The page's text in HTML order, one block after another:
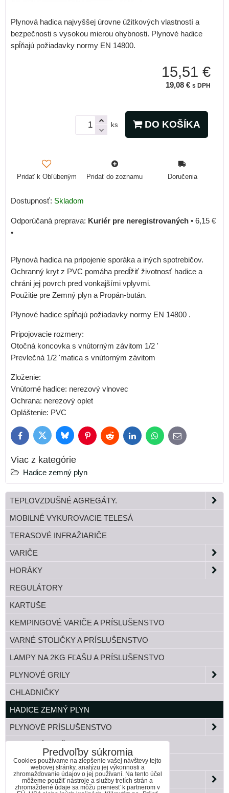
Plynová hadica najvyššej úrovne úžitkových vlastností a
bezpečnosti s vysokou mierou ohybnosti. Plynové hadice
spĺňajú požiadavky normy EN 14800.
15,51 €
19,08 € s DPH
ks DO KOŠÍKA
Pridať k Obľúbeným Pridať do zoznamu Doručenia
Dostupnosť: Skladom
Kuriér pre neregistrovaných • 6,15 €
•
Plynová hadica na pripojenie sporáka a iných spotrebičov.
Ochranný kryt z PVC pomáha predĺžiť životnosť hadice a
chráni jej povrch pred vonkajšími vplyvmi.
Použitie pre Zemný plyn a Propán-bután.
Plynové hadice spĺňajú požiadavky normy EN 14800 .
Pripojovacie rozmery:
Otočná koncovka s vnútorným závitom 1/2 '
Prevlečná 1/2 'matica s vnútorným závitom
Zloženie:
Vnútorné hadice: nerezový vlnovec
Ochrana: nerezový oplet
Opláštenie: PVC
FacebookTwitter BlueskyPinterestReddit LinkedInWhatsApp
E-
mail
Viac z kategórie
Hadice zemný plyn
TEPLOVZDUŠNÉ AGREGÁTY.
MOBILNÉ VYKUROVACIE TELESÁ
TERASOVÉ INFRAŽIARIČE
VARIČE
HORÁKY
REGULÁTORY
KARTUŠE
KEMPINGOVÉ VARIČE A PRÍSLUŠENSTVO
VARNÉ STOLIČKY A PRÍSLUŠENSTVO
LAMPY NA 2KG FĽAŠU A PRÍSLUŠENSTVO
PLYNOVÉ GRILY
CHLADNIČKY
HADICE ZEMNÝ PLYN
PLYNOVÉ PRÍSLUŠENSTVO
BANDASKY
ZÁHRADA
Predvoľby súkromia
Cookies používame na zlepšenie vašej návštevy tejto
webovej stránky, analýzu jej výkonnosti a
zhromažďovanie údajov o jej používaní. Na tento účel
môžeme použiť nástroje a služby tretích strán a
zhromaždené údaje sa môžu preniesť k partnerom v